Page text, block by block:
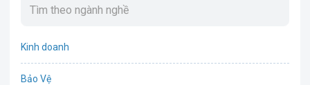
Kinh doanh
Bảo Vệ